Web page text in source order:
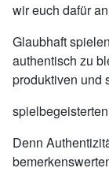
wir euch dafür
Glaubhaft
authentisch zu
produktiven und
Denn